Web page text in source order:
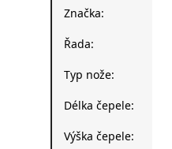
Značka:
Řada:
Typ nože:
Délka čepele:
Výška čepele: